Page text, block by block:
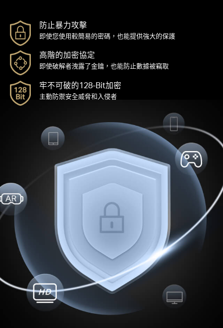
防止暴力攻擊
即使您使用較簡易的密碼，也能提供強大的保護
高階的加密協定
即使破解者洩露了金鑰，也能防止數據被竊取
牢不可破的128-Bit加密
主動防禦安全威脅和入侵者